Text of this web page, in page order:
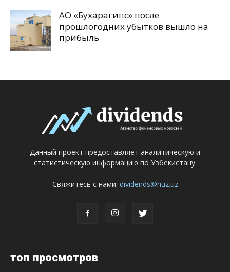
АО «Бухарагипс» после
прошлогодних убытков вышло на
прибыль
Данный проект предоставляет аналитическую и
статистическую информацию по Узбекистану.
Свяжитесь с нами: dividends@nuz.uz
топ просмотров